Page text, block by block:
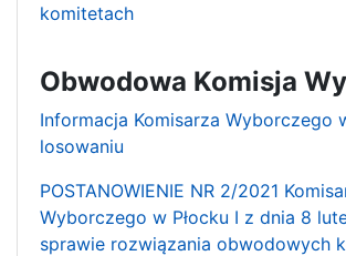
komitetach
Obwodowa Komisja
Informacja Komisarza Wyborczego
losowaniu
POSTANOWIENIE NR 2/2021
Wyborczego w Płocku I z dnia 8
sprawie rozwiązania obwodowych